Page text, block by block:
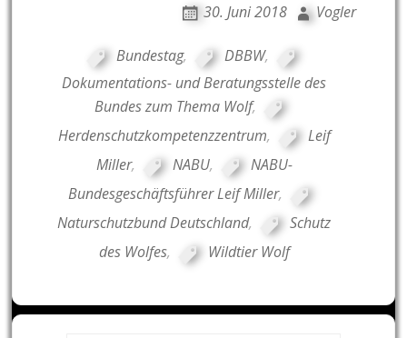
30. Juni 2018 Vogler
Bundestag, DBBW,
Dokumentations- und Beratungsstelle des
Bundes zum Thema Wolf,
Herdenschutzkompetenzzentrum,
Leif
Miller, NABU,
NABU-
Bundesgeschäftsführer Leif Miller,
Naturschutzbund Deutschland,
Schutz
des Wolfes, Wildtier Wolf